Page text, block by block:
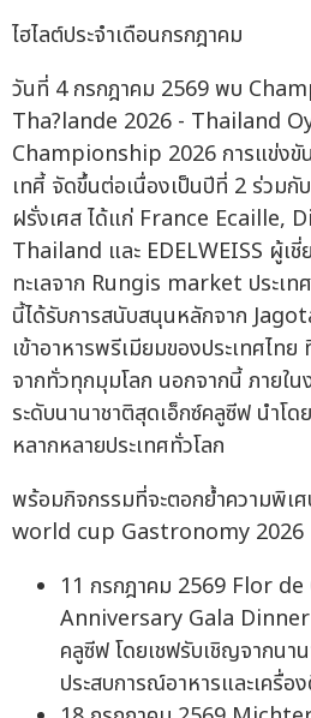
ไฮไลต์ประจำเดือนกรกฎาคม
วันที่ 4 กรกฎาคม 2569 พบ
Tha?lande 2026 - Thailand
Championship 2026 การแข่งขั
เทศี้ จัดขึ้นต่อเนื่องเป็นปีที่ 2 ร่วมกั
ฝรั่งเศส ได้แก่ France Ecaille,
Thailand และ EDELWEISS ผู้เ
ทะเลจาก Rungis market ประเท
นี้ได้รับการสนับสนุนหลักจาก
เข้าอาหารพรีเมียมของประเทศไ
จากทั่วทุกมุมโลก นอกจากนี้ ภายใ
ระดับนานาชาติสุดเอ็กซ์คลูซีฟ นำโ
หลากหลายประเทศทั่วโลก
พร้อมกิจกรรมที่จะตอกย้ำความพิ
world cup Gastronomy 2026
11 กรกฎาคม 2569 Flor
Anniversary Gala Dinner
คลูซีฟ โดยเชฟรับเชิญจากนา
ประสบการณ์อาหารและเครื่